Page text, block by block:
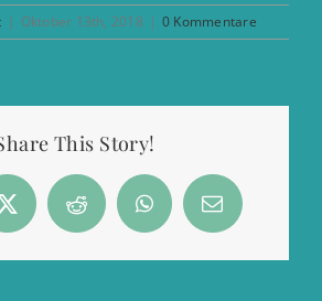
| Oktober 13th, 2018 | 0 Kommentare
This Story!
X Reddit WhatsApp
E-
Mail